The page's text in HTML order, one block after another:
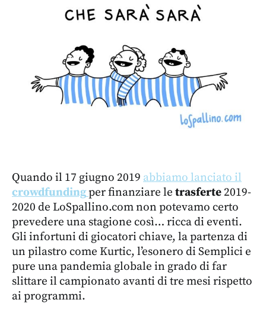
Quando il 17 giugno 2019 abbiamo lanciato il
crowdfundingper finanziare le trasferte 2019-
2020 de LoSpallino.com non potevamo certo
prevedere una stagione così… ricca di eventi.
Gli infortuni di giocatori chiave, la partenza di
un pilastro come Kurtic, l’esonero di Semplici e
pure una pandemia globale in grado di far
slittare il campionato avanti di tre mesi rispetto
ai programmi.